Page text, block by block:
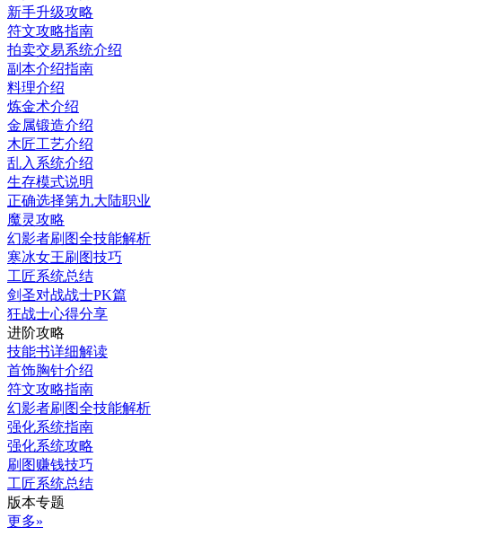
新手升级攻略
符文攻略指南
拍卖交易系统介绍
副本介绍指南
料理介绍
炼金术介绍
金属锻造介绍
木匠工艺介绍
乱入系统介绍
生存模式说明
正确选择第九大陆职业
魔灵攻略
幻影者刷图全技能解析
寒冰女王刷图技巧
工匠系统总结
剑圣对战战士PK篇
狂战士心得分享
进阶攻略
技能书详细解读
首饰胸针介绍
符文攻略指南
幻影者刷图全技能解析
强化系统指南
强化系统攻略
刷图赚钱技巧
工匠系统总结
版本专题
更多»